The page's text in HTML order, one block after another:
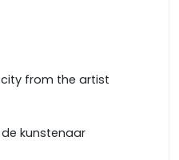
from the artist
kunstenaar